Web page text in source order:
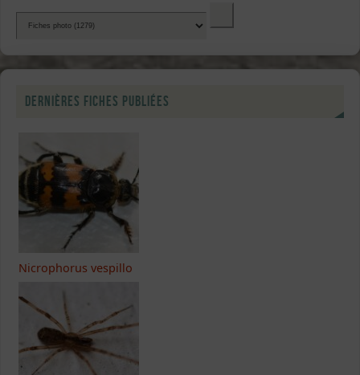
Dernières fiches publiées
Nicrophorus vespillo